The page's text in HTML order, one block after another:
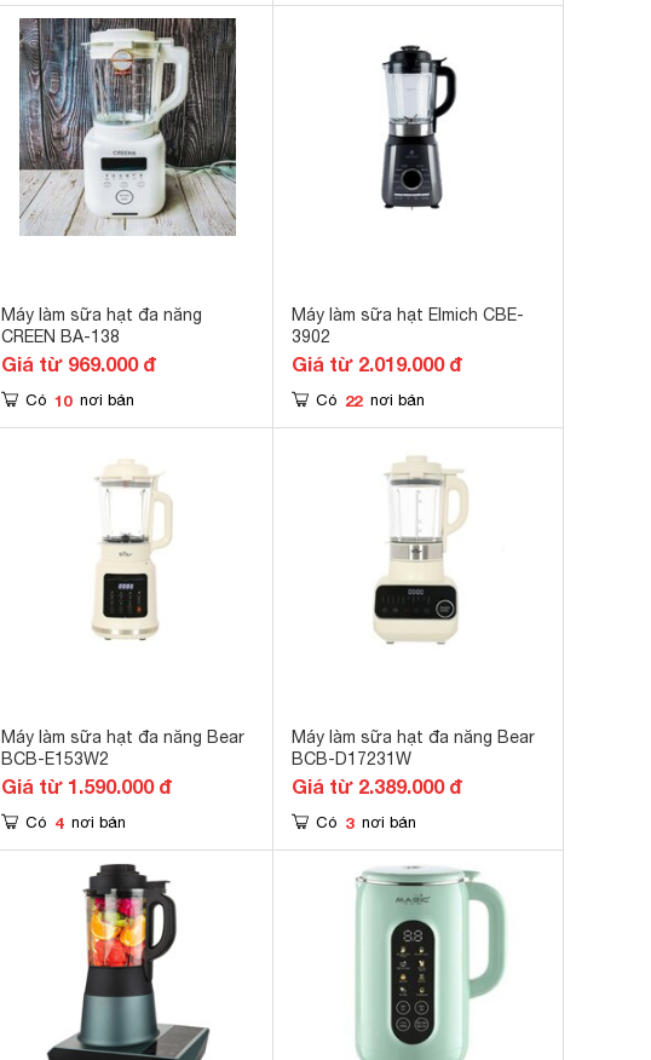
Máy làm sữa hạt đa năng
CREEN BA-138
Giá từ 969.000 đ
Có 10 nơi bán
Máy làm sữa hạt Elmich CBE-
3902
Giá từ 2.019.000 đ
Có 22 nơi bán
Máy làm sữa hạt đa năng Bear
BCB-E153W2
Giá từ 1.590.000 đ
Có 4 nơi bán
Máy làm sữa hạt đa năng Bear
BCB-D17231W
Giá từ 2.389.000 đ
Có 3 nơi bán